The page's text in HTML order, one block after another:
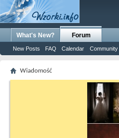
What's New? Forum
New Posts FAQ Calendar Community
Wiadomość